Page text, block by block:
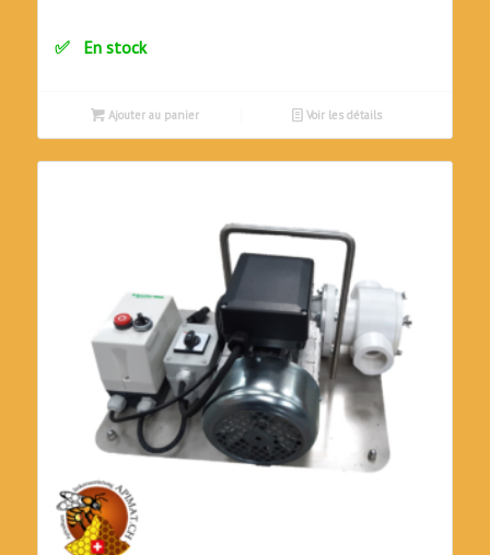
En stock
Ajouter au panier Voir les détails